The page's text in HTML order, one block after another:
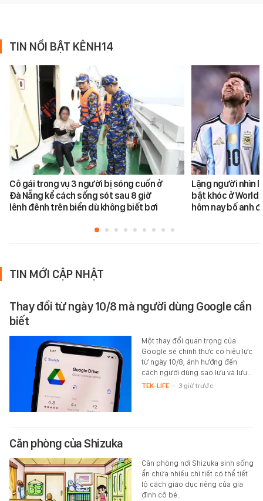
TIN NỔI BẬT KÊNH14
Cô gái trong vụ 3 người bị sóng cuốn ở
Đà Nẵng kể cách sống sót sau 8 giờ
lênh đênh trên biển dù không biết bơi
Lặng người nhìn
bật khóc ở World
hôm nay bố anh
TIN MỚI CẬP NHẬT
Thay đổi từ ngày 10/8 mà người dùng Google cần
biết
Một thay đổi quan trọng của
Google sẽ chính thức có hiệu lực
từ ngày 10/8, ảnh hưởng đến
cách người dùng sao lưu và lưu…
TEK-LIFE - 3 giờ trước
Căn phòng của Shizuka
Căn phòng nơi Shizuka sinh sống
ẩn chứa nhiều chi tiết có thể tiết
lộ cách giáo dục riêng của gia
đình cô bé.